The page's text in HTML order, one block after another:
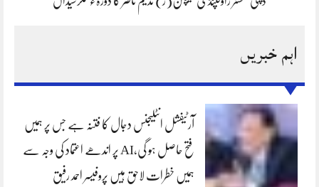
اہم خبریں
آرٹیفشل انٹلیجنس دجال کا فتنہ ہے جس پر ہمیں
فتح حاصل ہو گی،AI پر اندھے اعتماد کی وجہ سے
ہمیں خطرات لاحق ہیں پروفیسر احمد رفیق